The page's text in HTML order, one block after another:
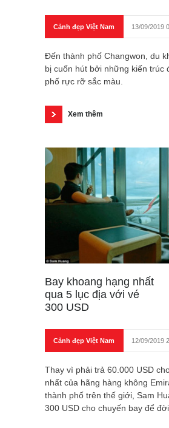
Cảnh đẹp Việt Nam 13/09/2019
Đến thành phố Changwon, du
bị cuốn hút bởi những kiến trúc
phố rực rỡ sắc màu.
Xem thêm
Bay khoang hạng nhất
qua 5 lục địa với vé
300 USD
Cảnh đẹp Việt Nam 12/09/2019
Thay vì phải trả 60.000 USD
nhất của hãng hàng không
thành phố trên thế giới, Sam
300 USD cho chuyến bay để